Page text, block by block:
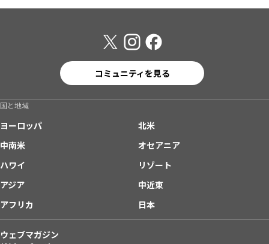
コミュニティを見る
国と地域
ヨーロッパ
北米
中南米
オセアニア
ハワイ
リゾート
アジア
中近東
アフリカ
日本
ウェブマガジン